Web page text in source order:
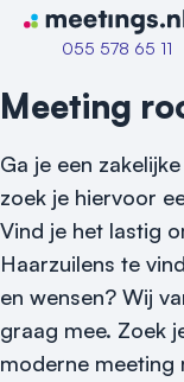
Naar home van
055 578 65 11
Vraag
Meeting
Ga je een
zoek je hiervoor
Vind je het lastig
Haarzuilens te
en wensen? Wij
graag mee. Zoek
moderne meeting